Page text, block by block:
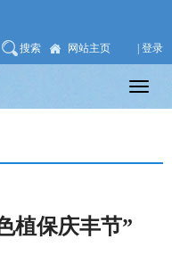
搜索 网站主页 | 登录
植保庆丰节”